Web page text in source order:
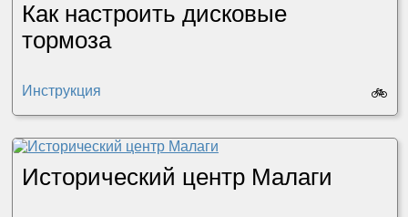
Как настроить дисковые
тормоза
Инструкция 🚲
Исторический центр Малаги